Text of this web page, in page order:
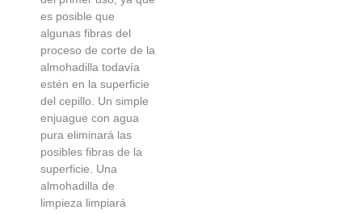
es posible que
algunas fibras del
proceso de corte de la
almohadilla todavía
estén en la superficie
del cepillo. Un simple
enjuague con agua
pura eliminará las
posibles fibras de la
superficie. Una
almohadilla de
limpieza limpiará